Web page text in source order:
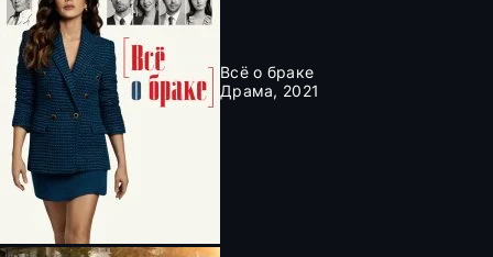
Всё о браке
Драма, 2021